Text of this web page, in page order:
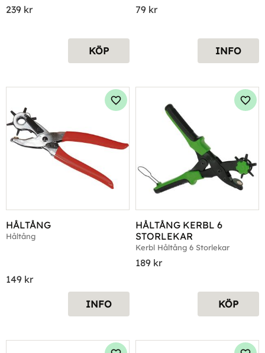
239 kr
KÖP
79 kr
INFO
HÅLTÅNG
Håltång
149 kr
Lägg till i favoriter
INFO
HÅLTÅNG KERBL 6
STORLEKAR
Kerbl Håltång 6 Storlekar
189 kr
KÖP